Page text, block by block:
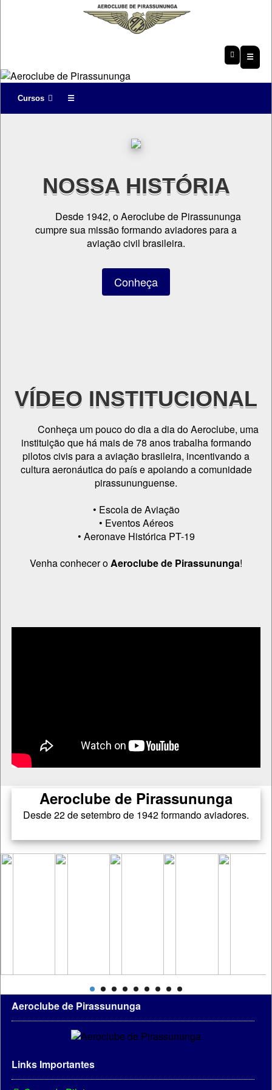
☰
Cursos ☰
NOSSA HISTÓRIA
Desde 1942, o Aeroclube de Pirassununga
cumpre sua missão formando aviadores para a
aviação civil brasileira.
Conheça
VÍDEO INSTITUCIONAL
Conheça um pouco do dia a dia do Aeroclube, uma
instituição que há mais de 78 anos trabalha formando
pilotos civis para a aviação brasileira, incentivando a
cultura aeronáutica do país e apoiando a comunidade
pirassununguense.
• Escola de Aviação
• Eventos Aéreos
• Aeronave Histórica PT-19
Venha conhecer oAeroclube de Pirassununga!
Aeroclube de Pirassununga
Desde 22 de setembro de 1942 formando aviadores.
Aeroclube de Pirassununga
Links Importantes